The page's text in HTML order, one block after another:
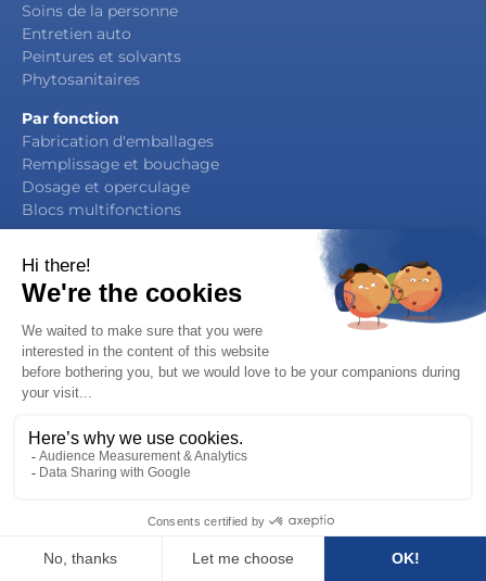
Soins de la personne
Entretien auto
Peintures et solvants
Phytosanitaires
Par fonction
Fabrication d'emballages
Remplissage et bouchage
Dosage et operculage
Blocs multifonctions
Mentions légales / Politique de confidentialité
Contactez nous !